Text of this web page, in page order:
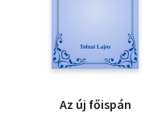
Az új főispán